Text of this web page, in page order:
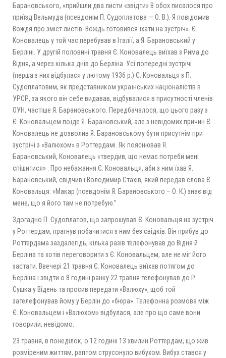
Барановського, «прийшли два листи «звідти» В обох писалося про
приїзд Вельмуда (псевдонім П. Судоплатова — О. В.). Я повідомив
Вождя про зміст листів. Вождь готовився їхати на зустріч». Є.
Коновалець у той час перебував в Італії, а Я. Барановський у
Берліні. У другій половині травня Є. Коновалець виїхав з Рима до
Відня, а через кілька днів до Берліна. Усі попередні зустрічі
(перша з них відбулася у лютому 1936 р.) Є. Коновальця з П.
Судоплатовим, як представником українських націоналістів в
УРСР, за якого він себе видавав, відбувалися в присутності членів
ОУН, частіше Я. Барановського. Передбачалося, що цього разу з
Є. Коновальцем поїде Я. Барановський, але з невідомих причин Є.
Коновалець не дозволив Я. Барановському бути присутнім при
зустрічі з «Валюхом» в Роттердамі. Як пояснював Я.
Барановський, Коновалець «твердив, що немає потреби мені
спішитися» . Про небажання Є. Коновальця, аби з ним їхав Я.
Барановський, свідчив і Володимир Стахів, який передав слова Є.
Коновальця: «Макар (псевдонім Я. Барановського – О. К.) знає від
мене, що я його там не потребую.”
Здогадно П. Судоплатов, що запрошував Є. Коновальця на зустріч
у Роттердам, прагнув побачитися з ним без свідків. Він прибув до
Роттердама заздалегідь, кілька разів телефонував до Відня й
Берліна та хотів переговорити з Є. Коновальцем, але не міг його
застати. Ввечері 21 травня Є. Коновалець виїхав потягом до
Берліна і звідти о 8 годині ранку 22 травня телефонував до Р.
Сушка у Відень та просив передати «Валюху», щоб той
зателефонував йому у Берлін до «бюра». Телефонна розмова між
Є. Коновальцем і «Валюхом» відбулася, але про що саме вони
говорили, невідомо.
23 травня, в понеділок, о 12 годині 13 хвилин Роттердам, що жив
розміреним життям, раптом струсонуло вибухом. Вибух стався у